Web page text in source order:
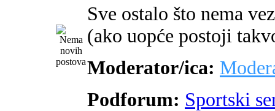
Sve ostalo što nema
(ako uopće postoji
Moderator/ica:
Podforum: Sportski